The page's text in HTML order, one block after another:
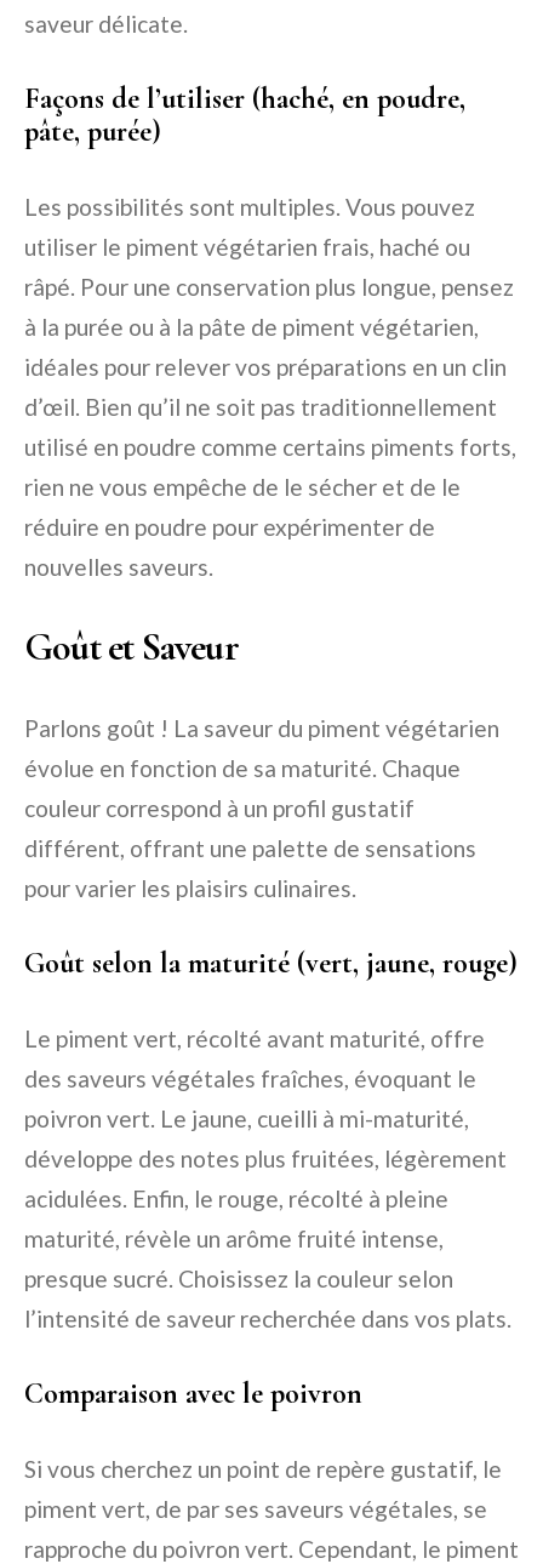
saveur délicate.
Façons de l’utiliser (haché, en poudre,
pâte, purée)
Les possibilités sont multiples. Vous pouvez
utiliser le piment végétarien frais, haché ou
râpé. Pour une conservation plus longue, pensez
à la purée ou à la pâte de piment végétarien,
idéales pour relever vos préparations en un clin
d’œil. Bien qu’il ne soit pas traditionnellement
utilisé en poudre comme certains piments forts,
rien ne vous empêche de le sécher et de le
réduire en poudre pour expérimenter de
nouvelles saveurs.
Goût et Saveur
Parlons goût ! La saveur du piment végétarien
évolue en fonction de sa maturité. Chaque
couleur correspond à un profil gustatif
différent, offrant une palette de sensations
pour varier les plaisirs culinaires.
Goût selon la maturité (vert, jaune, rouge)
Le piment vert, récolté avant maturité, offre
des saveurs végétales fraîches, évoquant le
poivron vert. Le jaune, cueilli à mi-maturité,
développe des notes plus fruitées, légèrement
acidulées. Enfin, le rouge, récolté à pleine
maturité, révèle un arôme fruité intense,
presque sucré. Choisissez la couleur selon
l’intensité de saveur recherchée dans vos plats.
Comparaison avec le poivron
Si vous cherchez un point de repère gustatif, le
piment vert, de par ses saveurs végétales, se
rapproche du poivron vert. Cependant, le piment